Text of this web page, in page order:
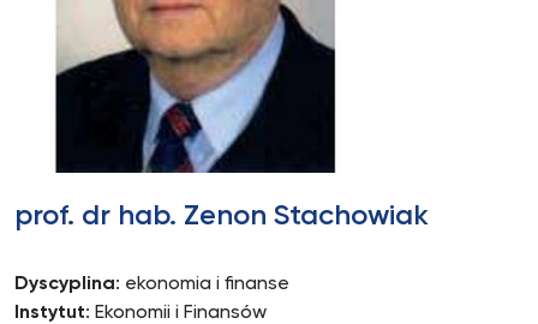
prof. dr hab. Zenon Stachowiak
Dyscyplina: ekonomia i finanse
Instytut: Ekonomii i Finansów